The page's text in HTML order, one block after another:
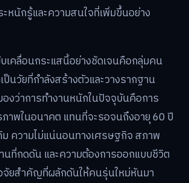
หนักรู้และความสนใจที่เพิ่มขึ้นอย่าง
เคลื่อนกระแสนี้อย่างชัดเจนคือกลุ่มคน
ป็นวัยที่กำลังสร้างตัวและวางรากฐาน
งว่าการทำงานหนักในปัจจุบันคือการ
าพในอนาคต แทนที่จะรอจนถึงอายุ 60 ปี
ม ความไม่แน่นอนทางเศรษฐกิจ สภาพ
นที่กดดัน และความต้องการออกแบบชีวิต
จัยสำคัญที่ผลักดันให้คนรุ่นใหม่หันมา